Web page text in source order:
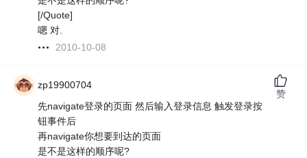
[/Quote]
嗯 对.
2010-10-08
zp19900704
先navigate登录的页面 然后输入登录信息 触发登录按
钮事件后
再navigate你想要到达的页面
是不是这样的顺序呢?
赞